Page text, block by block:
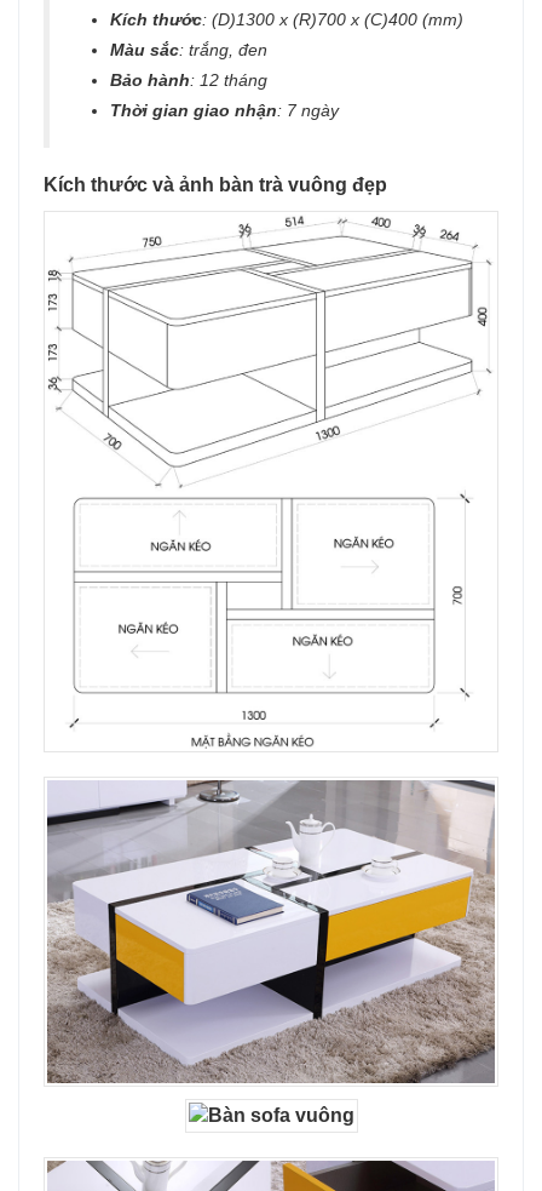
Kích thước: (D)1300 x (R)700 x (C)400 (mm)
Màu sắc: trắng, đen
Bảo hành: 12 tháng
Thời gian giao nhận: 7 ngày
Kích thước và ảnh bàn trà vuông đẹp